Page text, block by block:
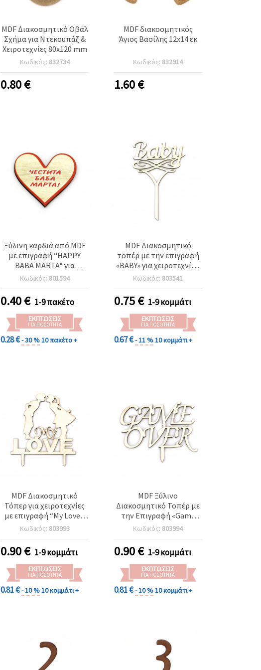
MDF Διακοσμητικό Οβάλ
Σχήμα για Ντεκουπάζ &
Χειροτεχνίες 80x120 mm
Κωδικός: 832734
0.80€
MDF διακοσμητικός
Άγιος Βασίλης 12x14 εκ
Κωδικός: 832914
1.60€
Ξύλινη καρδιά από MDF
με επιγραφή “HAPPY
BABA MARTA“ για
χειροτεχνίες &
ντεκουπάζ, 35x40x3 mm,
Κωδικός: 801594
0.40€ 1-9 πακέτο
ΕΚΠΤΏΣΕΙΣ
ΓΙΑ ΠΟΣΌΤΗΤΑ
0.28 €- 30 %10 πακέτο +
MDF Διακοσμητικό
τοπέρ με την επιγραφή
«BABY» για χειροτεχνίες,
150x100x3 mm
Κωδικός: 803541
0.75€ 1-9 κομμάτι
ΕΚΠΤΏΣΕΙΣ
ΓΙΑ ΠΟΣΌΤΗΤΑ
0.67 €- 11 %10 κομμάτι +
MDF Διακοσμητικό
Τόπερ για χειροτεχνίες
με επιγραφή “My Love“,
115x100x3 mm
Κωδικός: 803993
0.90€ 1-9 κομμάτι
ΕΚΠΤΏΣΕΙΣ
ΓΙΑ ΠΟΣΌΤΗΤΑ
0.81 €- 10 %10 κομμάτι +
MDF Ξύλινο
Διακοσμητικό Τοπέρ με
την Επιγραφή «Game
Over», 75x90x3 mm
Κωδικός: 803994
0.90€ 1-9 κομμάτι
ΕΚΠΤΏΣΕΙΣ
ΓΙΑ ΠΟΣΌΤΗΤΑ
0.81 €- 10 %10 κομμάτι +